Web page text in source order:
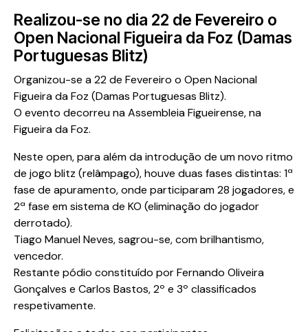
Realizou-se no dia 22 de Fevereiro o
Open Nacional Figueira da Foz (Damas
Portuguesas Blitz)
Organizou-se a 22 de Fevereiro o Open Nacional
Figueira da Foz (Damas Portuguesas Blitz).
O evento decorreu na Assembleia Figueirense, na
Figueira da Foz.
Neste open, para além da introdução de um novo ritmo
de jogo blitz (relâmpago), houve duas fases distintas: 1ª
fase de apuramento, onde participaram 28 jogadores, e
2ª fase em sistema de KO (eliminação do jogador
derrotado).
Tiago Manuel Neves, sagrou-se, com brilhantismo,
vencedor.
Restante pódio constituído por Fernando Oliveira
Gonçalves e Carlos Bastos, 2º e 3º classificados
respetivamente.